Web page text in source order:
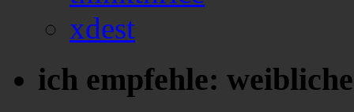
xdest
ich empfehle: